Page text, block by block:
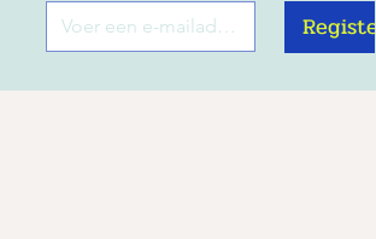
Register